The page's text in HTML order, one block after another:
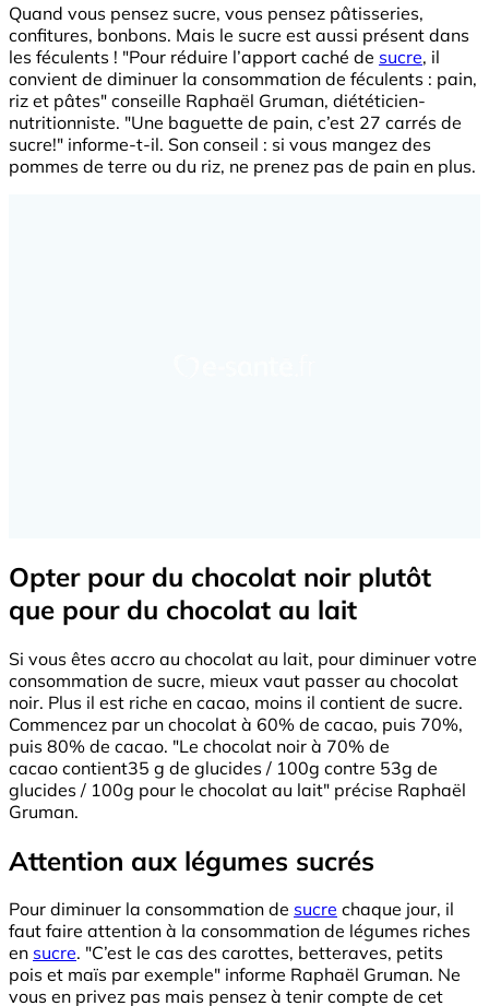
Quand vous pensez sucre, vous pensez pâtisseries,
confitures, bonbons. Mais le sucre est aussi présent dans
les féculents ! "Pour réduire l’apport caché de sucre, il
convient de diminuer la consommation de féculents : pain,
riz et pâtes" conseille Raphaël Gruman, diététicien-
nutritionniste. "Une baguette de pain, c’est 27 carrés de
sucre!" informe-t-il. Son conseil : si vous mangez des
pommes de terre ou du riz, ne prenez pas de pain en plus.
Opter pour du chocolat noir plutôt
que pour du chocolat au lait
Si vous êtes accro au chocolat au lait, pour diminuer votre
consommation de sucre, mieux vaut passer au chocolat
noir. Plus il est riche en cacao, moins il contient de sucre.
Commencez par un chocolat à 60% de cacao, puis 70%,
puis 80% de cacao. "Le chocolat noir à 70% de
cacao contient35 g de glucides / 100g contre 53g de
glucides / 100g pour le chocolat au lait" précise Raphaël
Gruman.
Attention aux légumes sucrés
Pour diminuer la consommation de sucre chaque jour, il
faut faire attention à la consommation de légumes riches
en sucre. "C’est le cas des carottes, betteraves, petits
pois et maïs par exemple" informe Raphaël Gruman. Ne
vous en privez pas mais pensez à tenir compte de cet